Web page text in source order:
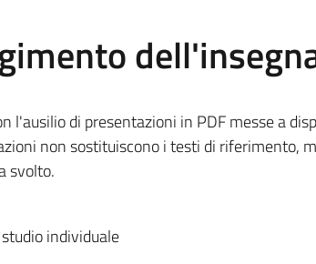
l'ausilio di presentazioni in PDF messe a
non sostituiscono i testi di riferimento,
svolto.
individuale